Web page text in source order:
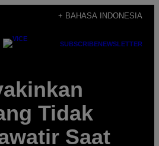
+ BAHASA INDONESIA
SUBSCRIBENEWSLETTER
Tidak
Saat